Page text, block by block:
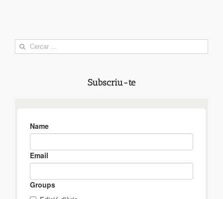
Search
for:
Subscriu-te